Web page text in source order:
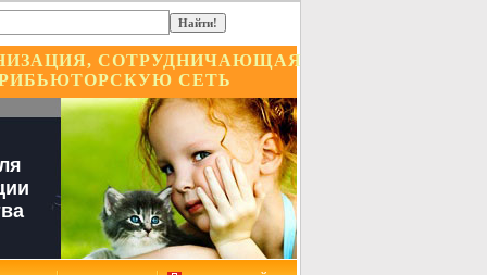
СОТРУДНИЧАЮЩАЯ
СЕТЬ